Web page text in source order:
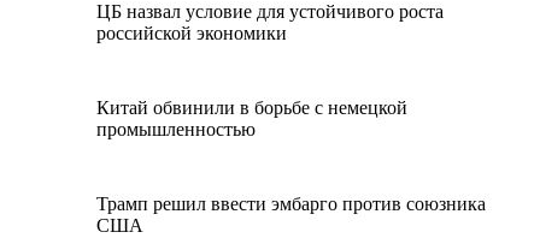
ЦБ назвал условие для устойчивого роста
российской экономики
Китай обвинили в борьбе с немецкой
промышленностью
Трамп решил ввести эмбарго против союзника
США